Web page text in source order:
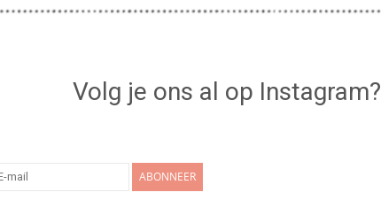
Volg je ons al op Instagram?
ABONNEER